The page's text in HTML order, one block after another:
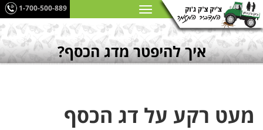
1-700-500-889
איך להיפטר מדג הכסף?
מעט רקע על דג הכסף